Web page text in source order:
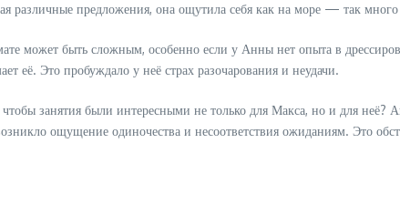
различные предложения, она ощутила себя как на море — так много
может быть сложным, особенно если у Анны нет опыта в
её. Это пробуждало у неё страх разочарования и неудачи.
занятия были интересными не только для Макса, но и для неё?
ощущение одиночества и несоответствия ожиданиям. Это